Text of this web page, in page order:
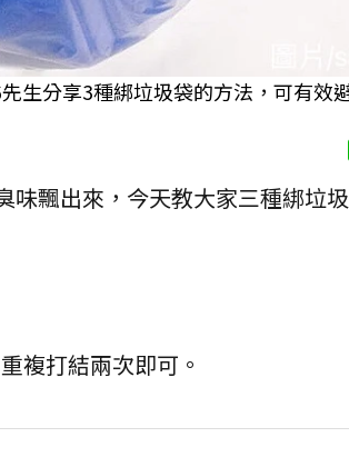
生分享3種綁垃圾袋的方法，可有效
味飄出來，今天教大家三種綁垃
複打結兩次即可。